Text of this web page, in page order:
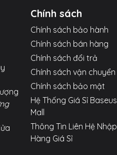
Chính sách
Chính sách bảo hành
Chính sách bán hàng
Chính sách đổi trả
Chính sách vận chuyển
Chính sách bảo mật
Hệ Thống Giá Sỉ Baseus
Mall
Thông Tin Liên Hệ Nhập
Hàng Giá Sỉ